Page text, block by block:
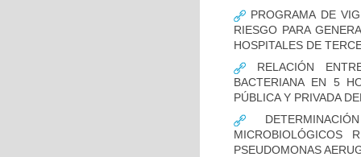
PROGRAMA DE
RIESGO PARA
HOSPITALES DE
RELACIÓN
BACTERIANA EN 5
PÚBLICA Y PRIVADA
MICROBIOLÓGICOS
PSEUDOMONAS